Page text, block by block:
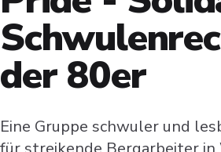
der 80er
Eine Gruppe schwuler und